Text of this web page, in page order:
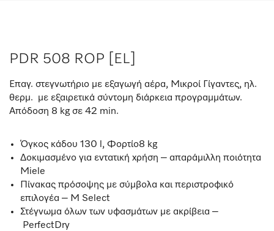
PDR 508 ROP [EL]
Επαγ. στεγνωτήριο με εξαγωγή αέρα, Μικροί Γίγαντες, ηλ.
θερμ. με εξαιρετικά σύντομη διάρκεια προγραμμάτων.
Απόδοση 8 kg σε 42 min.
Όγκος κάδου 130 l, Φορτίο8 kg
Δοκιμασμένο για εντατική χρήση – απαράμιλλη ποιότητα
Miele
Πίνακας πρόσοψης με σύμβολα και περιστροφικό
επιλογέα – M Select
Στέγνωμα όλων των υφασμάτων με ακρίβεια –
PerfectDry